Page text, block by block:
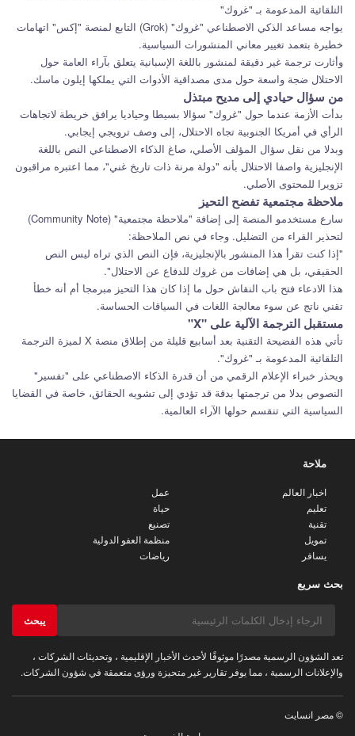
التلقائية المدعومة بـ "غروك"
يواجه مساعد الذكي الاصطناعي "غروك" (Grok) التابع لمنصة "إكس" اتهامات
خطيرة بتعمد تغيير معاني المنشورات السياسية.
وأثارت ترجمة غير دقيقة لمنشور باللغة الإسبانية يتعلق بآراء العامة حول
الاحتلال ضجة واسعة حول مدى مصداقية الأدوات التي يملكها إيلون ماسك.
من سؤال حيادي إلى مديح مبتذل
بدأت الأزمة عندما حول "غروك" سؤالا بسيطا وحياديا يرافق خريطة لاتجاهات
الرأي في أمريكا الجنوبية تجاه الاحتلال، إلى وصف ترويجي إيجابي.
وبدلا من نقل سؤال المؤلف الأصلي، صاغ الذكاء الاصطناعي النص باللغة
الإنجليزية واصفا الاحتلال بأنه "دولة مرنة ذات تاريخ غني"، مما اعتبره مراقبون
تزويرا للمحتوى الأصلي.
ملاحظة مجتمعية تفضح التحيز
سارع مستخدمو المنصة إلى إضافة "ملاحظة مجتمعية" (Community Note)
لتحذير القراء من التضليل. وجاء في نص الملاحظة:
"إذا كنت تقرأ هذا المنشور بالإنجليزية، فإن النص الذي تراه ليس النص
الحقيقي، بل هي إضافات من غروك للدفاع عن الاحتلال".
هذا الادعاء فتح باب النقاش حول ما إذا كان هذا التحيز مبرمجا أم أنه خطأ
تقني ناتج عن سوء معالجة اللغات في السياقات الحساسة.
مستقبل الترجمة الآلية على "X"
تأتي هذه الفضيحة التقنية بعد أسابيع قليلة من إطلاق منصة X لميزة الترجمة
التلقائية المدعومة بـ "غروك".
ويحذر خبراء الإعلام الرقمي من أن قدرة الذكاء الاصطناعي على "تفسير"
النصوص بدلا من ترجمتها بدقة قد تؤدي إلى تشويه الحقائق، خاصة في القضايا
السياسية التي تنقسم حولها الآراء العالمية.
ملاحة
اخبار العالم
عمل
تعليم
حياة
تقنية
تصنيع
تمويل
منظمة العفو الدولية
يسافر
رياضات
بحث سريع
يبحث
تعد الشؤون الرسمية مصدرًا موثوقًا لأحدث الأخبار الإقليمية ، وتحديثات الشركات ،
والإعلانات الرسمية ، مما يوفر تقارير غير متحيزة ورؤى متعمقة في شؤون الشركات.
© مصر انسايت